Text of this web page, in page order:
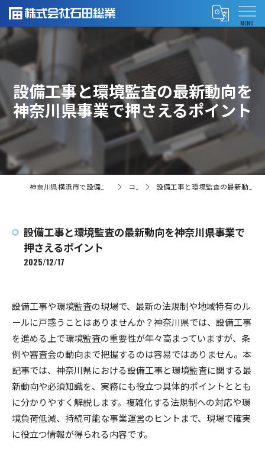
設備工事と環境監査の最新動向を
神奈川県事業で押さえるポイント
コラム 設備工事と環境監査の最新動向を神奈川県事業で押さえるポイント
設備工事と環境監査の最新動向を神奈川県事業で
押さえるポイント
2025/12/17
設備工事や環境監査の現場で、最新の法規制や地域特有のル
ールに戸惑うことはありませんか？神奈川県では、設備工事
を進める上で環境監査の重要性が年々高まっていますが、条
例や審査会の動向まで把握するのは容易ではありません。本
記事では、神奈川県における設備工事と環境監査に関する最
新動向や必須知識を、実務にも役立つ具体的ポイントととも
に分かりやすく解説します。複雑化する法規制への対応や環
境負荷低減、持続可能な事業運営のヒントまで、現場で確実
に役立つ情報が得られる内容です。